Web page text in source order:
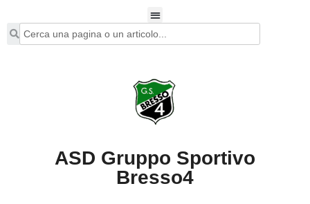
ASD Gruppo Sportivo
Bresso4